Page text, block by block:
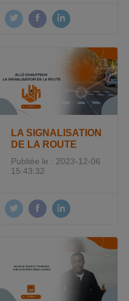
LA SIGNALISATION
DE LA ROUTE
Publiée le : 2023-12-06
15:43:32